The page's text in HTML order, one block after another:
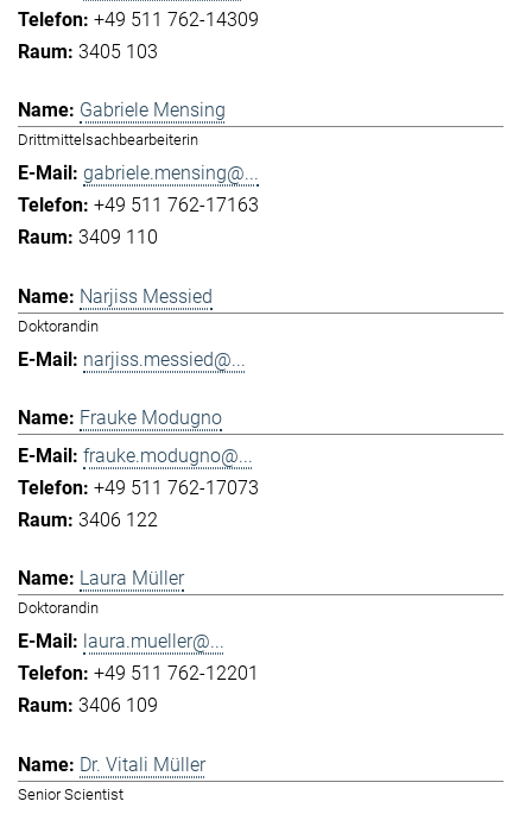
+49 511 762-14309
3405 103
Gabriele Mensing
Drittmittelsachbearbeiterin
gabriele.mensing@...
+49 511 762-17163
3409 110
Narjiss Messied
Doktorandin
narjiss.messied@...
Frauke Modugno
frauke.modugno@...
+49 511 762-17073
3406 122
Laura Müller
Doktorandin
laura.mueller@...
+49 511 762-12201
3406 109
Dr. Vitali Müller
Senior Scientist